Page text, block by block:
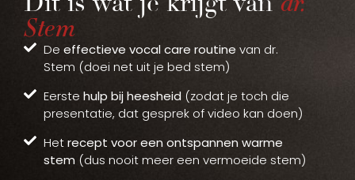
Stem
De effectieve vocal care routine van dr.
Stem (doei net uit je bed stem)
Eerste hulp bij heesheid (zodat je toch die
presentatie, dat gesprek of video kan doen)
Hetrecept voor een ontspannen warme
stem (dus nooit meer een vermoeide stem)